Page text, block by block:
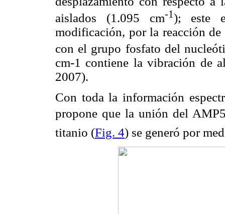
aislados (1.095 cm-1); este
modificación, por la reacción
con el grupo fosfato del
cm-1 contiene la vibración de
2007).
Con toda la información
propone que la unión del
titanio (Fig. 4) se generó por